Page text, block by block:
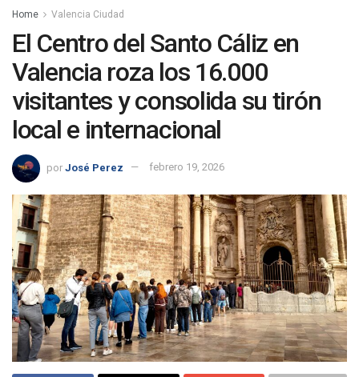
Home Valencia Ciudad
El Centro del Santo Cáliz en
Valencia roza los 16.000
visitantes y consolida su tirón
local e internacional
por José Perez febrero 19, 2026